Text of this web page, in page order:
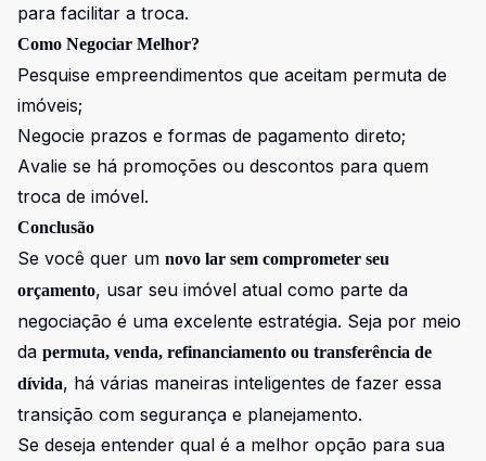
para facilitar a troca.
Como Negociar Melhor?
Pesquise empreendimentos que aceitam permuta de
imóveis;
Negocie prazos e formas de pagamento direto;
Avalie se há promoções ou descontos para quem
troca de imóvel.
Conclusão
Se você quer um novo lar sem comprometer seu
orçamento, usar seu imóvel atual como parte da
negociação é uma excelente estratégia. Seja por meio
da permuta, venda, refinanciamento ou transferência de
dívida, há várias maneiras inteligentes de fazer essa
transição com segurança e planejamento.
Se deseja entender qual é a melhor opção para sua